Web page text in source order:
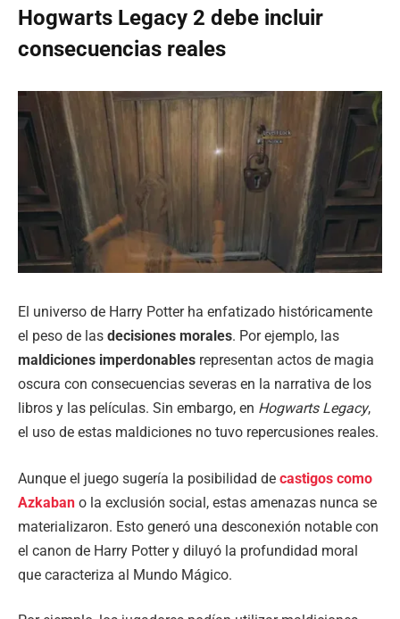
Hogwarts Legacy 2 debe incluir
consecuencias reales
El universo de Harry Potter ha enfatizado históricamente
el peso de las decisiones morales. Por ejemplo, las
maldiciones imperdonables representan actos de magia
oscura con consecuencias severas en la narrativa de los
libros y las películas. Sin embargo, en Hogwarts Legacy,
el uso de estas maldiciones no tuvo repercusiones reales.
Aunque el juego sugería la posibilidad de castigos como
Azkaban o la exclusión social, estas amenazas nunca se
materializaron. Esto generó una desconexión notable con
el canon de Harry Potter y diluyó la profundidad moral
que caracteriza al Mundo Mágico.